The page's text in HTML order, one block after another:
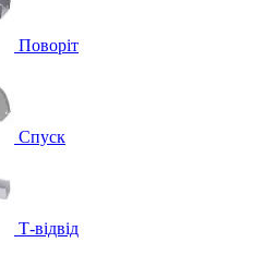
Поворіт
Спуск
Т-відвід